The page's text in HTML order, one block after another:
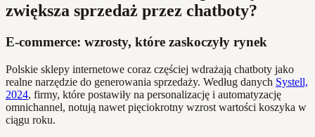
zwiększa sprzedaż przez chatboty?
E-commerce: wzrosty, które zaskoczyły rynek
Polskie sklepy internetowe coraz częściej wdrażają chatboty jako
realne narzędzie do generowania sprzedaży. Według danych Systell,
2024, firmy, które postawiły na personalizację i automatyzację
omnichannel, notują nawet pięciokrotny wzrost wartości koszyka w
ciągu roku.